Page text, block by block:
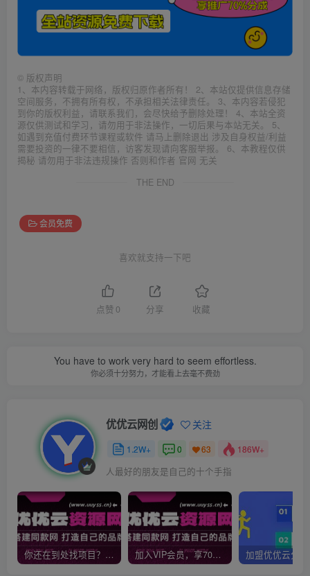
© 版权声明
1、本内容转载于网络，版权归原作者所有！ 2、本站仅提供信息存储
空间服务，不拥有所有权，不承担相关法律责任。 3、本内容若侵犯
到你的版权利益，请联系我们，会尽快给予删除处理！ 4、本站全资
源仅供测试和学习，请勿用于非法操作，一切后果与本站无关。 5、
如遇到充值付费环节课程或软件 请马上删除退出 涉及自身权益/利益
需要投资的一律不要相信，访客发现请向客服举报。 6、本教程仅供
揭秘 请勿用于非法违规操作 否则和作者 官网 无关
THE END
会员免费
喜欢就支持一下吧
点赞 0 分享 收藏
You have to work very hard to seem effortless.
你必须十分努力，才能看上去毫不费劲
优优云网创 关注
1.2W+ 0 63 186W+
人最好的朋友是自己的十个手指
你还在到处找项目？还在当韭菜？我靠网创资源站一个月收入5万+，曾经我也是个失败者。 加入VIP会员，享70%的推广提成，免费学习多种网上创业课程，菜鸟秒变大神！